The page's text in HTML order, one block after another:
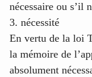
nécessaire ou s’il
3. nécessité
En vertu de la loi
la mémoire de
absolument